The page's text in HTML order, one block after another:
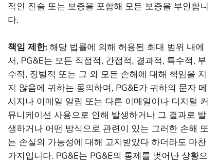
적인 진술 또는 보증을 포함해 모든 보증을 부인합니
다.
책임 제한: 해당 법률에 의해 허용된 최대 범위 내에
서, PG&E는 모든 직접적, 간접적, 결과적, 특수적, 부
수적, 징벌적 또는 그 외 모든 손해에 대해 책임을 지
지 않음에 귀하는 동의하며, PG&E가 귀하의 문자 메
시지나 이메일 알림 또는 다른 이메일이나 디지털 커
뮤니케이션 사용으로 인해 발생하거나 그 결과로 발
생하거나 어떤 방식으로 관련이 있는 그러한 손해 또
는 손실의 가능성에 대해 고지받았다 하더라도 마찬
가지입니다. PG&E는 PG&E의 통제를 벗어난 상황으